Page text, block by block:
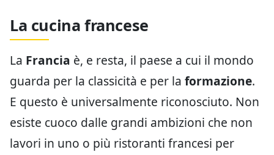
La cucina francese
La Francia è, e resta, il paese a cui il mondo
guarda per la classicità e per la formazione.
E questo è universalmente riconosciuto. Non
esiste cuoco dalle grandi ambizioni che non
lavori in uno o più ristoranti francesi per